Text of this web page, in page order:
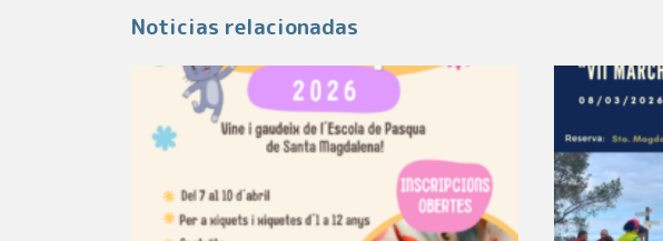
Noticias relacionadas